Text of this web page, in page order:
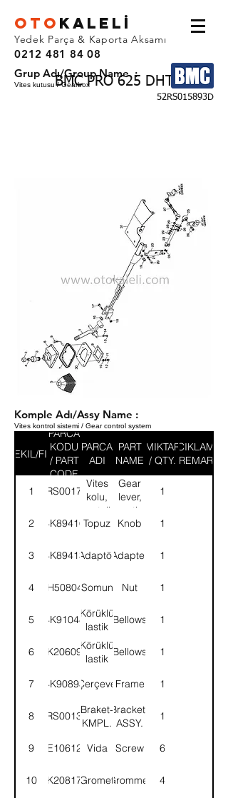
OTO KALEL İ
Yedek Parça & Kaporta Aksamı
0212 481 84 08
BMC PRO 625 DHT
Grup Adı/Group Name :
Vites kutusu / Gearbox
52RS015893D
Komple Adı/Assy Name :
Vites kontrol sistemi / Gear control system
SEKIL/FIG
PARCA
KODU
/ PART
CODE
PARCA
ADI
PART
NAME
MIKTAR
/ QTY.
ACIKLAMA
/ REMARK
1 52RS001727
Vites
kolu,
montajlı-
KMPL.
Gear
lever,
mounting-
ASSY.
1
2 4K89416Topuz Knob 1
3 4K89413AdaptörAdapter 1
4 NH508041Somun Nut 1
5 4K91048
Körüklü
lastik
Bellows 1
6 4K206097
Körüklü
lastik
Bellows 1
7 4K90893Çerçeve Frame 1
8 52RS001364
Braket-
KMPL.
Bracket-
ASSY.
1
9 SE106124Vida Screw 6
10 4K208174GrometGrommet 4